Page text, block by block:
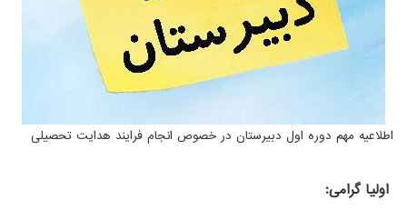
اطلاعیه مهم دوره اول دبیرستان در خصوص انجام فرایند هدایت تحصیلی
اولیا گرامی: